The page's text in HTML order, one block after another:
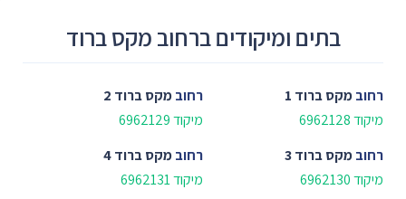
בתים ומיקודים ברחוב מקס ברוד
רחובמקס ברוד 1
מיקוד 6962128
רחובמקס ברוד 2
מיקוד 6962129
רחובמקס ברוד 3
מיקוד 6962130
רחובמקס ברוד 4
מיקוד 6962131